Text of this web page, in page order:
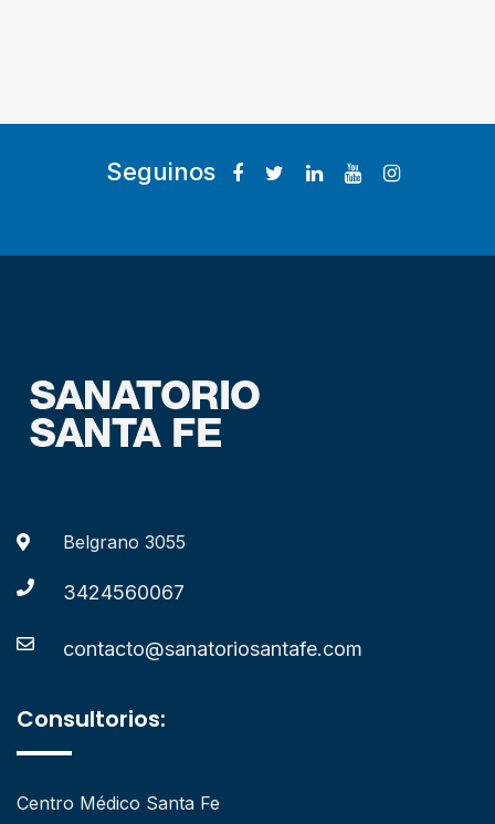
Seguinos
Belgrano 3055
3424560067
contacto@sanatoriosantafe.com
Consultorios:
Centro Médico Santa Fe